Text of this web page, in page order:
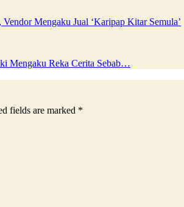
Mengaku Jual ‘Karipap Kitar Semula’
Mengaku Reka Cerita Sebab…
fields are marked *